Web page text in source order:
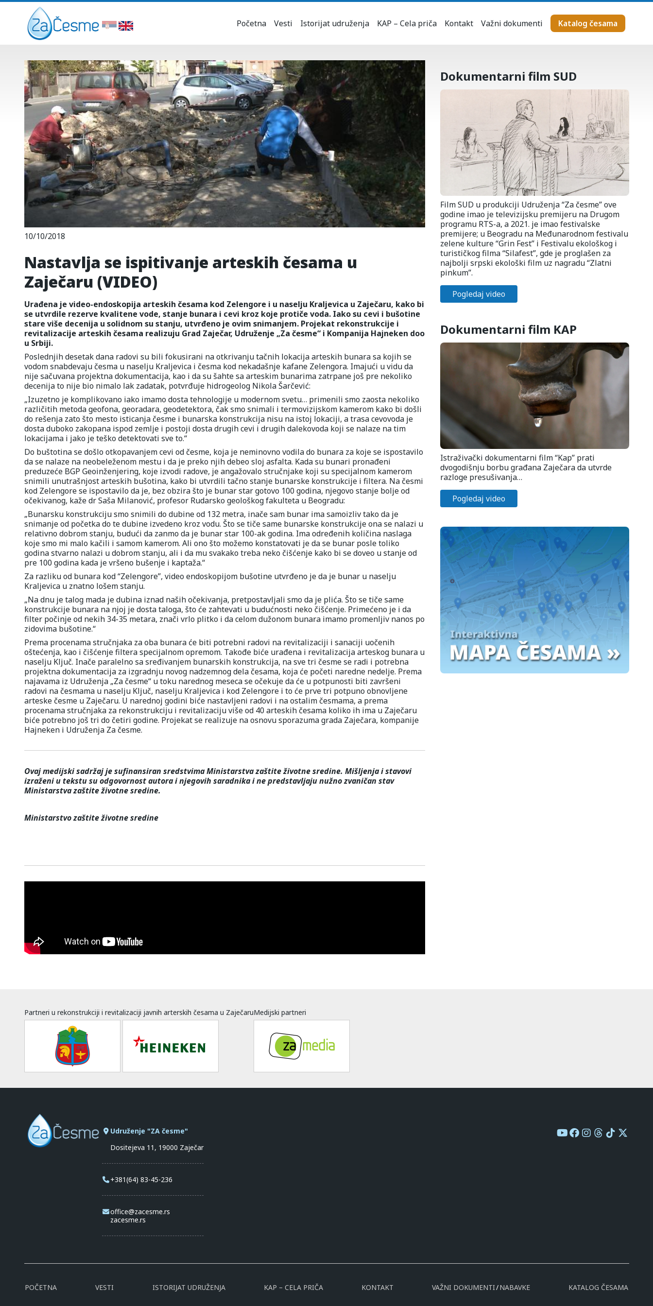
Početna Vesti Istorijat udruženja KAP – Cela priča Kontakt Važni dokumenti Katalog česama
10/10/2018
Nastavlja se ispitivanje arteskih česama u
Zaječaru (VIDEO)
Urađena je video-endoskopija arteskih česama kod Zelengore i u naselju Kraljevica u Zaječaru, kako bi
se utvrdile rezerve kvalitene vode, stanje bunara i cevi kroz koje protiče voda. Iako su cevi i bušotine
stare više decenija u solidnom su stanju, utvrđeno je ovim snimanjem. Projekat rekonstrukcije i
revitalizacije arteskih česama realizuju Grad Zaječar, Udruženje „Za česme“ i Kompanija Hajneken doo
u Srbiji.
Poslednjih desetak dana radovi su bili fokusirani na otkrivanju tačnih lokacija arteskih bunara sa kojih se
vodom snabdevaju česma u naselju Kraljevica i česma kod nekadašnje kafane Zelengora. Imajući u vidu da
nije sačuvana projektna dokumentacija, kao i da su šahte sa arteskim bunarima zatrpane još pre nekoliko
decenija to nije bio nimalo lak zadatak, potvrđuje hidrogeolog Nikola Šarčević:
„Izuzetno je komplikovano iako imamo dosta tehnologije u modernom svetu… primenili smo zaosta nekoliko
različitih metoda geofona, georadara, geodetektora, čak smo snimali i termovizijskom kamerom kako bi došli
do rešenja zato što mesto isticanja česme i bunarska konstrukcija nisu na istoj lokaciji, a trasa cevovoda je
dosta duboko zakopana ispod zemlje i postoji dosta drugih cevi i drugih dalekovoda koji se nalaze na tim
lokacijama i jako je teško detektovati sve to.“
Do buštotina se došlo otkopavanjem cevi od česme, koja je neminovno vodila do bunara za koje se ispostavilo
da se nalaze na neobeleženom mestu i da je preko njih debeo sloj asfalta. Kada su bunari pronađeni
preduzeće BGP Geoinženjering, koje izvodi radove, je angažovalo stručnjake koji su specijalnom kamerom
snimili unutrašnjost arteskih bušotina, kako bi utvrdili tačno stanje bunarske konstrukcije i filtera. Na česmi
kod Zelengore se ispostavilo da je, bez obzira što je bunar star gotovo 100 godina, njegovo stanje bolje od
očekivanog, kaže dr Saša Milanović, profesor Rudarsko geološkog fakulteta u Beogradu:
„Bunarsku konstrukciju smo snimili do dubine od 132 metra, inače sam bunar ima samoizliv tako da je
snimanje od početka do te dubine izvedeno kroz vodu. Što se tiče same bunarske konstrukcije ona se nalazi u
relativno dobrom stanju, budući da zanmo da je bunar star 100-ak godina. Ima određenih količina naslaga
koje smo mi malo kačili i samom kamerom. Ali ono što možemo konstatovati je da se bunar posle toliko
godina stvarno nalazi u dobrom stanju, ali i da mu svakako treba neko čišćenje kako bi se doveo u stanje od
pre 100 godina kada je vršeno bušenje i kaptaža.“
Za razliku od bunara kod “Zelengore”, video endoskopijom bušotine utvrđeno je da je bunar u naselju
Kraljevica u znatno lošem stanju.
„Na dnu je talog mada je dubina iznad naših očekivanja, pretpostavljali smo da je plića. Što se tiče same
konstrukcije bunara na njoj je dosta taloga, što će zahtevati u budućnosti neko čišćenje. Primećeno je i da
filter počinje od nekih 34-35 metara, znači vrlo plitko i da celom dužonom bunara imamo promenljiv nanos po
zidovima bušotine.“
Prema procenama stručnjaka za oba bunara će biti potrebni radovi na revitalizaciji i sanaciji uočenih
oštećenja, kao i čišćenje filtera specijalnom opremom. Takođe biće urađena i revitalizacija arteskog bunara u
naselju Ključ. Inače paralelno sa sređivanjem bunarskih konstrukcija, na sve tri česme se radi i potrebna
projektna dokumentacija za izgradnju novog nadzemnog dela česama, koja će početi naredne nedelje. Prema
najavama iz Udruženja „Za česme“ u toku narednog meseca se očekuje da će u potpunosti biti završeni
radovi na česmama u naselju Ključ, naselju Kraljevica i kod Zelengore i to će prve tri potpuno obnovljene
arteske česme u Zaječaru. U narednoj godini biće nastavljeni radovi i na ostalim česmama, a prema
procenama stručnjaka za rekonstrukciju i revitalizaciju više od 40 arteskih česama koliko ih ima u Zaječaru
biće potrebno još tri do četiri godine. Projekat se realizuje na osnovu sporazuma grada Zaječara, kompanije
Hajneken i Udruženja Za česme.
Ovaj medijski sadržaj je sufinansiran sredstvima Ministarstva zaštite životne sredine. Mišljenja i stavovi
izraženi u tekstu su odgovornost autora i njegovih saradnika i ne predstavljaju nužno zvaničan stav
Ministarstva zaštite životne sredine.
Ministarstvo zaštite životne sredine
Dokumentarni film SUD
Film SUD u produkciji Udruženja “Za česme” ove
godine imao je televizijsku premijeru na Drugom
programu RTS-a, a 2021. je imao festivalske
premijere; u Beogradu na Međunarodnom festivalu
zelene kulture “Grin Fest” i Festivalu ekološkog i
turističkog filma “Silafest”, gde je proglašen za
najbolji srpski ekološki film uz nagradu “Zlatni
pinkum”.
Pogledaj video
Dokumentarni film KAP
Istraživački dokumentarni film “Kap” prati
dvogodišnju borbu građana Zaječara da utvrde
razloge presušivanja…
Pogledaj video
Partneri u rekonstrukciji i revitalizaciji javnih arterskih česama u ZaječaruMedijski partneri
Udruženje "ZA česme"
Dositejeva 11, 19000 Zaječar
+381(64) 83-45-236
office@zacesme.rs
zacesme.rs
POČETNA VESTI ISTORIJAT UDRUŽENJA KAP – CELA PRIČA KONTAKT VAŽNI DOKUMENTI NABAVKE KATALOG ČESAMA